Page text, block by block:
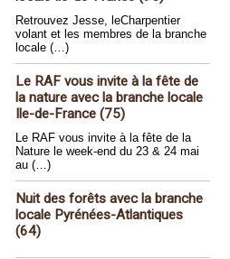
Retrouvez Jesse, leCharpentier
volant et les membres de la branche
locale (…)
Le RAF vous invite à la fête de
la nature avec la branche locale
Ile-de-France (75)
Le RAF vous invite à la fête de la
Nature le week-end du 23 & 24 mai
au (…)
Nuit des forêts avec la branche
locale Pyrénées-Atlantiques
(64)